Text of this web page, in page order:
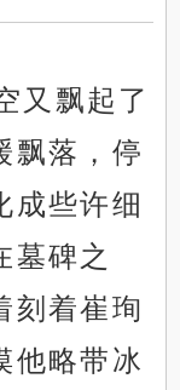
又飘起了
飘落，停
成些许细
墓碑之
刻着崔珣
他略带冰